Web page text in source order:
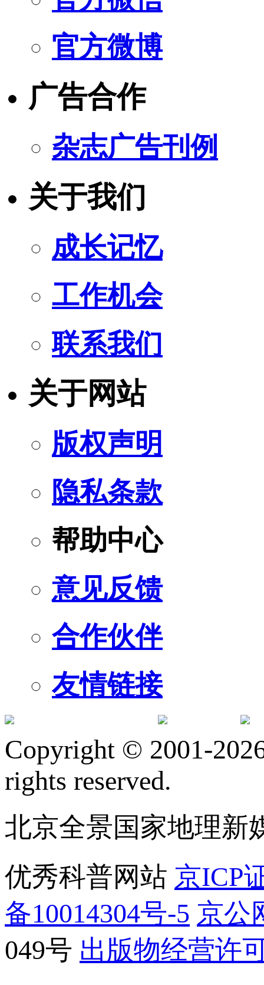
官方微博
广告合作
杂志广告刊例
关于我们
成长记忆
工作机会
联系我们
关于网站
版权声明
隐私条款
帮助中心
意见反馈
合作伙伴
友情链接
Copyright © 2001-
rights reserved.
北京全景国家地理新
优秀科普网站 京ICP
备10014304号-5 京公
049号 出版物经营许